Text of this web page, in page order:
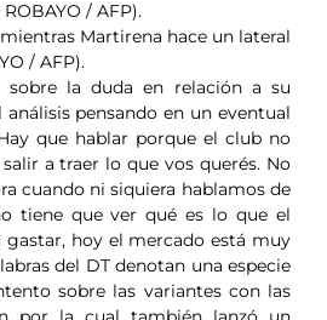
Martirena hace un lateral
/ AFP).
sobre la duda en relación a su
pensando en un eventual
que hablar porque el club no
a traer lo que vos querés. No
cuando ni siquiera hablamos de
tiene que ver qué es lo que el
gastar, hoy el mercado está muy
del DT denotan una especie
sobre las variantes con las